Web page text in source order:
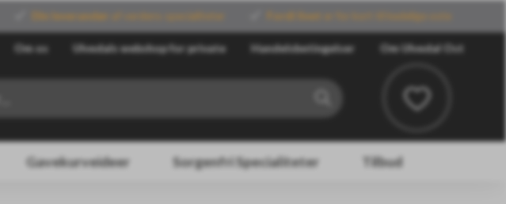
Din leverandør
Om os Ulvedals webshop for private Handelsbetingelser Om Ulvedal Ost
Gavekurveideer Sorgenfri Specialiteter Tilbud